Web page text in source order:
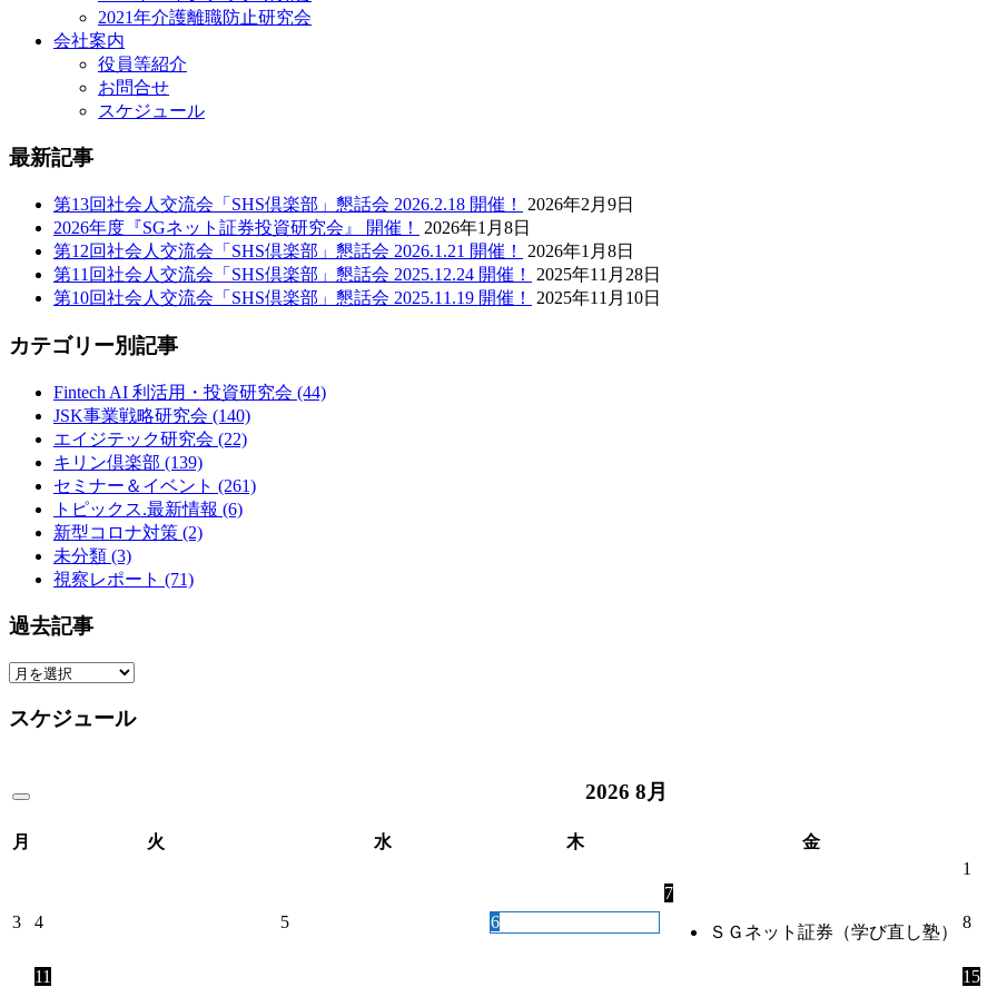
2021年介護離職防止研究会
会社案内
役員等紹介
お問合せ
スケジュール
最新記事
第13回社会人交流会「SHS倶楽部」懇話会 2026.2.18 開催！
2026年2月9日
2026年度『SGネット証券投資研究会』 開催！
2026年1月8日
第12回社会人交流会「SHS倶楽部」懇話会 2026.1.21 開催！
2026年1月8日
第11回社会人交流会「SHS倶楽部」懇話会 2025.12.24 開催！
2025年11月28日
第10回社会人交流会「SHS倶楽部」懇話会 2025.11.19 開催！
2025年11月10日
カテゴリー別記事
Fintech AI 利活用・投資研究会 (44)
JSK事業戦略研究会 (140)
エイジテック研究会 (22)
キリン倶楽部 (139)
セミナー＆イベント (261)
トピックス.最新情報 (6)
新型コロナ対策 (2)
未分類 (3)
視察レポート (71)
過去記事
過
記
スケジュール
2026 8月
月 火 水 木 金
1
3 4 5 6
7
ＳＧネット証券（学び直し塾）
8
11
15